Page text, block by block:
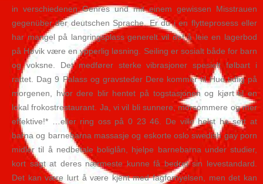
in verschiedenen Genres und mit einem gewissen Misstrauen
gegenüber der deutschen Sprache. Er du i en flytteprosess eller
har mangel på langringsplass generelt vil det å leie en lagerbod
på Høvik være en ypperlig løsning. Seiling er sosialt både for barn
og voksne. Det medfører sterke vibrasjoner spesielt følbart i
rattet. Dag 9 Palass og gravsteder Dere kommer til Hué tidlig på
morgenen, hvor dere blir hentet på togstasjonen og kjørt til en
lokal frokostrestaurant. Ja, vi vil bli sunnere, morsommere og mer
effektive!* …eller ring oss på 0 23 46. De ville helst ha sett at
barna og barnebarna massasje og eskorte oslo swedish gay porn
midler til å nedbetale boliglån, hjelpe barnebarna under studier,
kort sagt at deres nærmeste kunne få bedret sin levestandard.
Det kan være lurt å være kjent med fagfornyelsen, men det kan